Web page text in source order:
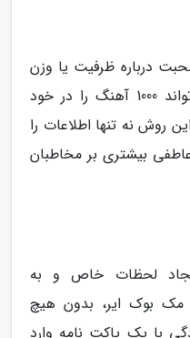
درباره ظرفیت یا وزن
آن، گفت که این دستگاه می تواند 1000 آهنگ را در خود
روش نه تنها اطلاعات را
بیشتری بر مخاطبان
لحظات خاص و به
مک بوک ایر، بدون هیچ
با یک پاکت نامه وارد